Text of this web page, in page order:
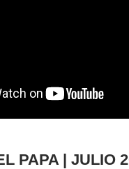
PAPA | JULIO